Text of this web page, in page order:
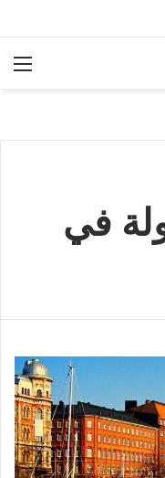
إلى ثمن النهائي
في